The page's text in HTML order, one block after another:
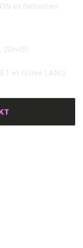
et Sébastien
20h45)
et Gilles LANG